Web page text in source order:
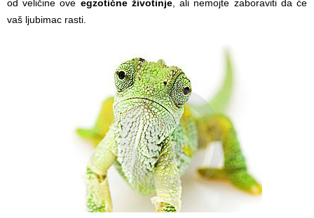
od veličine ove egzotične životinje, ali nemojte zaboraviti da će
vaš ljubimac rasti.